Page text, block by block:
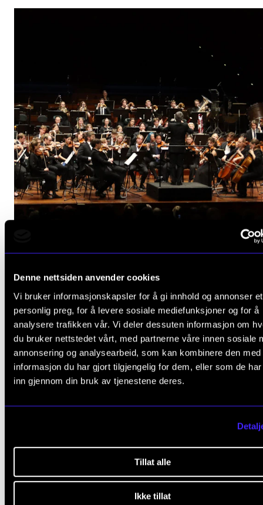
Denne nettsiden anvender cookies
Vi bruker informasjonskapsler for å gi innhold og annonser et
personlig preg, for å levere sosiale mediefunksjoner og for å
analysere trafikken vår. Vi deler dessuten informasjon om
du bruker nettstedet vårt, med partnerne våre innen sosiale
annonsering og analysearbeid, som kan kombinere den med
informasjon du har gjort tilgjengelig for dem, eller som de
inn gjennom din bruk av tjenestene deres.
Tillat alle
Ikke tillat
ORKESTER OG ENSEMBLER
Britten, Sibelius, Prokofjev
Lørdag 24. januar 18:00
Bølgen kulturhus